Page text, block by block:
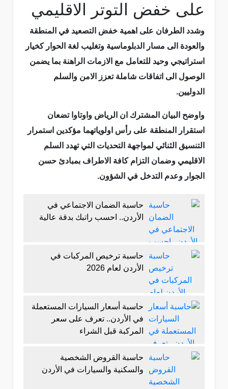
على خفض التوتر الاقليمي
وشدد الطرفان على اهمية خفض التصعيد في المنطقة
والعودة الى مسار الدبلوماسية وتغليب لغة الحوار كخيار
استراتيجي وحيد للتعامل مع الازمات الراهنة بما يضمن
الوصول الى اتفاقات شاملة تعزز الامن والسلم
الدوليين.
واوضح البيان المشترك ان الرياض واوتاوا تضعان
استقرار المنطقة على رأس اولوياتهما مؤكدين استمرار
التنسيق الثنائي لمواجهة التحديات التي تهدد السلم
الاقليمي وضمان التزام كافة الاطراف بمبادئ حسن
الجوار وعدم التدخل في الشؤون.
حاسبة الضمان الاجتماعي في
الأردن.. احسب راتبك بدقة عالية
حاسبة ترخيص المركبات في
الأردن لعام 2026
حاسبة أسعار السيارات المستعملة
في الأردن.. تعرف على سعر
المركبة قبل الشراء
حاسبة القروض الشخصية
والسكنية والسيارات في الأردن